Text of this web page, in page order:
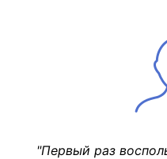
"Первый раз